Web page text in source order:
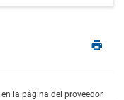
la página del proveedor